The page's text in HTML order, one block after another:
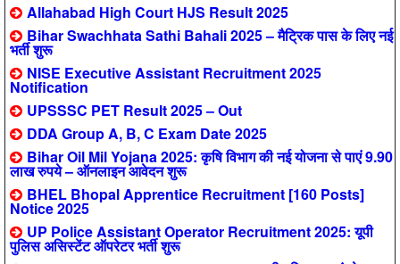
Allahabad High Court HJS Result 2025
Bihar Swachhata Sathi Bahali 2025 – मैट्रिक पास के लिए नई
भर्ती शुरू
NISE Executive Assistant Recruitment 2025
Notification
UPSSSC PET Result 2025 – Out
DDA Group A, B, C Exam Date 2025
Bihar Oil Mil Yojana 2025: कृषि विभाग की नई योजना से पाएं 9.90
लाख रुपये – ऑनलाइन आवेदन शुरू
BHEL Bhopal Apprentice Recruitment [160 Posts]
Notice 2025
UP Police Assistant Operator Recruitment 2025: यूपी
पुलिस असिस्टेंट ऑपरेटर भर्ती शुरू